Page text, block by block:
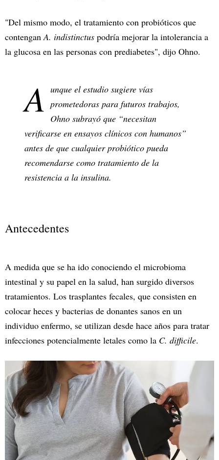
"Del mismo modo, el tratamiento con probióticos que
contengan A. indistinctus podría mejorar la intolerancia a
la glucosa en las personas con prediabetes", dijo Ohno.
A unque el estudio sugiere vías
prometedoras para futuros trabajos,
Ohno subrayó que “necesitan
verificarse en ensayos clínicos con humanos”
antes de que cualquier probiótico pueda
recomendarse como tratamiento de la
resistencia a la insulina.
Antecedentes
A medida que se ha ido conociendo el microbioma
intestinal y su papel en la salud, han surgido diversos
tratamientos. Los trasplantes fecales, que consisten en
colocar heces y bacterias de donantes sanos en un
individuo enfermo, se utilizan desde hace años para tratar
infecciones potencialmente letales como la C. difficile.